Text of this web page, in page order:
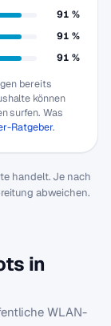
91 %
91 %
91 %
bereits
können
surfen. Was
Ratgeber.
handelt. Je nach
abweichen.
in
WLAN-